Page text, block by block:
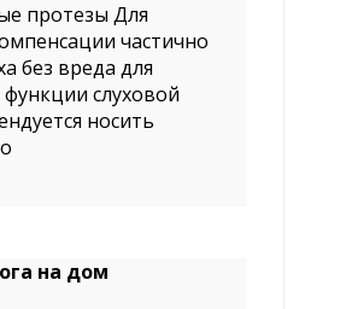
протезы Для
частично
без вреда для
слуховой
носить
на дом